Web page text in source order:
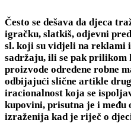
Često se dešava da djeca
igračku, slatkiš, odjevni
sl. koji su vidjeli na reklami
sadržaju, ili se pak prilikom
proizvode određene robne
odbijajući slične artikle
iracionalnost koja se
kupovini, prisutna je i među
izraženija kad je riječ o